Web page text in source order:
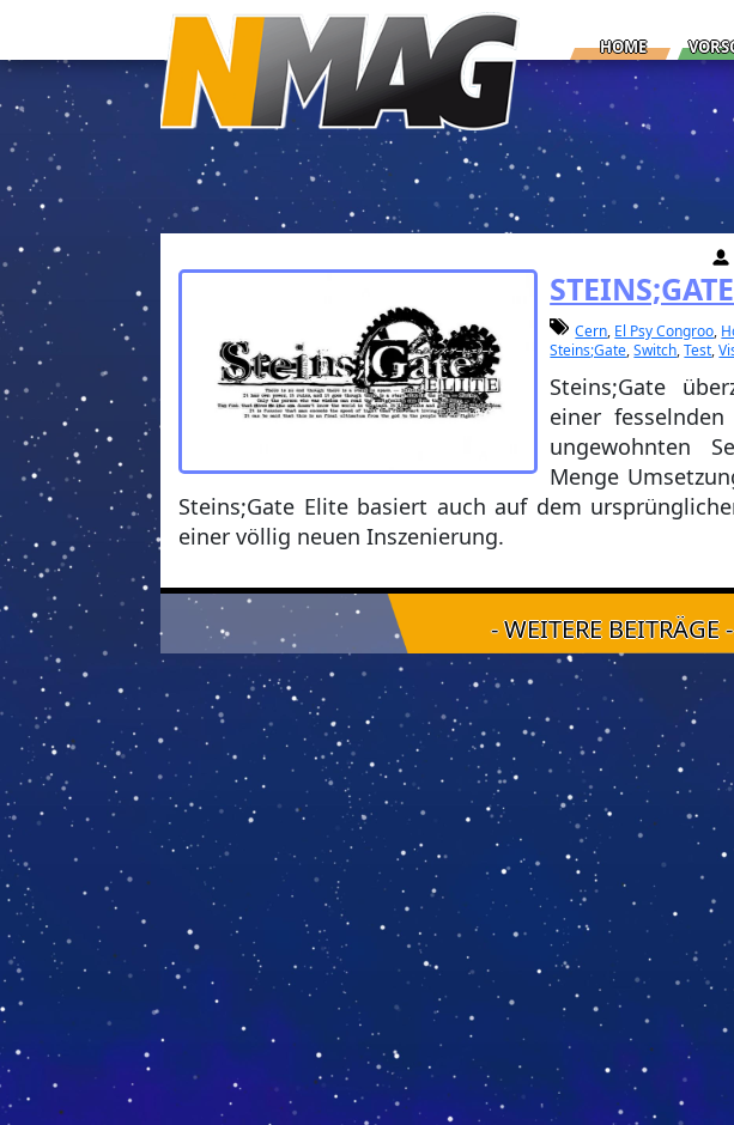
HOME
Cern, El Psy Congroo,
Steins;Gate,Switch,Test,
Steins;Gate
einer
ungewohnten
Menge
Steins;Gate Elite basiert auch auf dem
einer völlig neuen Inszenierung.
- WEITERE BEITRÄGE -